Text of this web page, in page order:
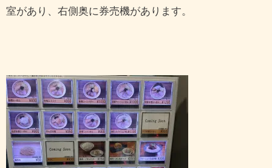
室があり、右側奥に券売機があります。